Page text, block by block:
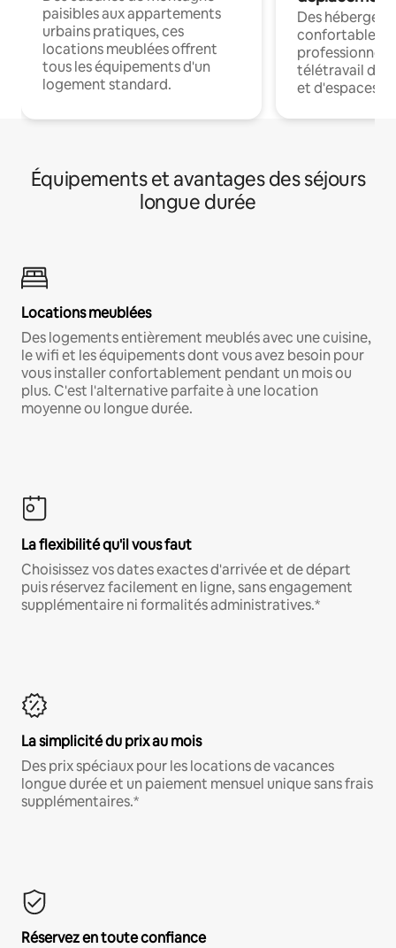
paisibles aux appartements
urbains pratiques, ces
locations meublées offrent
tous les équipements d'un
logement standard.
Des
confortables
professionnels
télétravail
et d'espaces
Équipements et avantages des séjours
longue durée
Locations meublées
Des logements entièrement meublés avec une cuisine,
le wifi et les équipements dont vous avez besoin pour
vous installer confortablement pendant un mois ou
plus. C'est l'alternative parfaite à une location
moyenne ou longue durée.
La flexibilité qu'il vous faut
Choisissez vos dates exactes d'arrivée et de départ
puis réservez facilement en ligne, sans engagement
supplémentaire ni formalités administratives.*
La simplicité du prix au mois
Des prix spéciaux pour les locations de vacances
longue durée et un paiement mensuel unique sans frais
supplémentaires.*
Réservez en toute confiance